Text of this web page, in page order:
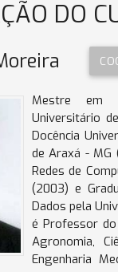
DO
Mestre em
Universitário
Docência
de Araxá - MG
Redes de
(2003) e
Dados pela
é Professor do
Agronomia,
Engenharia